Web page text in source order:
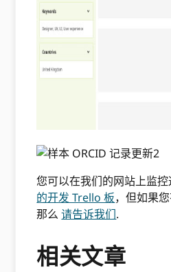
您可以在我们的网站上监
的开发 Trello 板，但如果
那么请告诉我们.
相关文章